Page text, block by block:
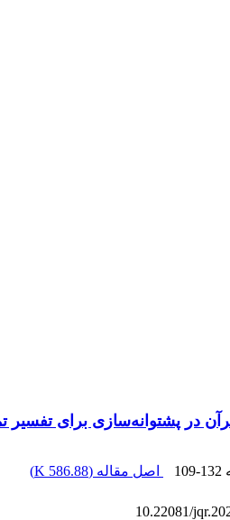
در پشتوانه‌سازی برای تفسیر
109-132 اصل مقاله (586.88 K
)
10.22081/